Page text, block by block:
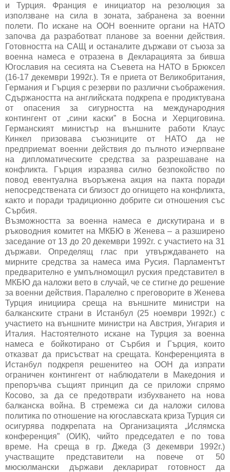
и Турция. Франция е инициатор на резолюция за
използване на сила в зоната, забранена за военни
полети. По искане на ООН военните органи на НАТО
започва да разработват планове за военни действия.
Готовността на САЩ и останалите държави от съюза за
военна намеса е отразена в Декларацията за бивша
Югославия на сесията на Съевета на НАТО в Брюксел
(16-17 декември 1992г.). Тя е приета от Великобритания,
Германия и Гърция с резерви по различни съображения.
Сдържаността на английската подкрепа е продиктувана
от опасения за сигурността на международния
контингент от „сини каски” в Босна и Херциговина.
Германският министър на външните работи Клаус
Кинкел призовава съюзниците от НАТО да не
предприемат военни действия до пълното изчерпване
на дипломатическите средства за разрешаване на
конфликта. Гърция изразява силно безпокойство по
повод евентуална въоръжена акция на пакта поради
непосредствената си близост до огнището на конфликта,
както и поради традиционно добрите си отношения със
Сърбия.
Възможността за военна намеса е дискутирана и в
ръководния комитет на МКБЮ в Женева – а разширено
заседание от 13 до 20 декември 1992г. с участието на 31
държави. Определящ глас при утвърждаването на
мирните средства за намеса има Русия. Парламентът
предварително е умпълномощил руския представител в
МКБЮ да наложи вето в случай, че се стигне до решение
за военни действия. Паралелно с преговорите в Женева
Турция инициира среща на външните министри на
балканските страни в Истанбул (25 ноември 1992г.) с
участието на външните министри на Австрия, Унгария и
Италия. Настоятелното искане на Турция за военна
намеса е бойкотирано от Сърбия и Гърция, които
отказват да присъстват на срещата. Конференцията в
Истанбул подкрепя решенитео на ООН да изпрати
ограничен контингент от наблюдатели в Македония и
препоръчва същият принцип да се приложи спрямо
Косово, за да се предотврати избухването на нова
балканска война. В стремежа си да наложи силова
политика по отношение на югославската криза Турция си
осигурява подкрепата на Организацията „Ислямска
конференция” (ОИК), чийто председател е по това
време. На среща в гр. Джеда (3 декември 1992г.)
участващите представители на повече от 50
мюсюлмански държави декларират готовност да